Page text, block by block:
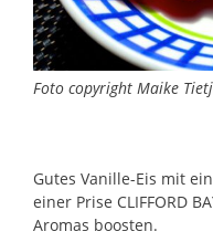
Foto copyright Maike
Gutes Vanille-Eis mit
einer Prise CLIFFORD
Aromas boosten.